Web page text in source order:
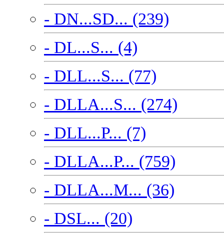
- DN...SD... (239)
- DL...S... (4)
- DLL...S... (77)
- DLLA...S... (274)
- DLL...P... (7)
- DLLA...P... (759)
- DLLA...M... (36)
- DSL... (20)